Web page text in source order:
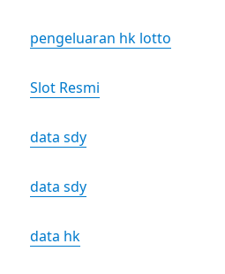
pengeluaran hk lotto
Slot Resmi
data sdy
data sdy
data hk